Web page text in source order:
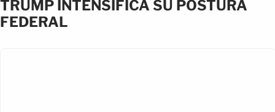
TRUMP INTENSIFICA SU POSTURA
FEDERAL